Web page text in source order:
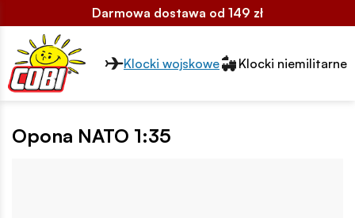
Darmowa dostawa od 149 zł
Przełącznik segmentów2
Klocki wojskowe Klocki niemilitarne
Opona NATO 1:35